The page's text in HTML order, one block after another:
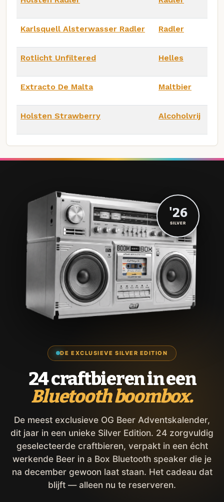
Karlsquell Alsterwasser Radler Radler
Rotlicht Unfiltered Helles
Extracto De Malta Maltbier
Holsten Strawberry Alcoholvrij
DE EXCLUSIEVE SILVER EDITION
24 craftbieren in een
Bluetooth boombox.
De meest exclusieve OG Beer Adventskalender,
dit jaar in een unieke Silver Edition. 24 zorgvuldig
geselecteerde craftbieren, verpakt in een écht
werkende Beer in a Box Bluetooth speaker die je
na december gewoon laat staan. Het cadeau dat
blijft — alleen nu te reserveren.
'26
SILVER